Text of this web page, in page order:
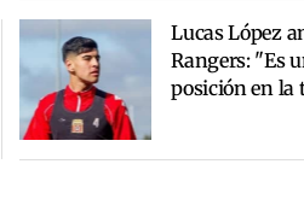
Lucas López
Rangers: "Es
posición en la